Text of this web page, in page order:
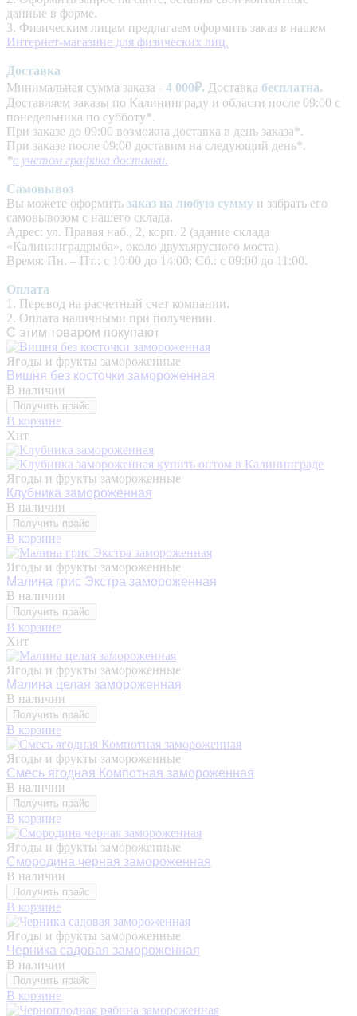
данные в форме.
3. Физическим лицам предлагаем оформить заказ в нашем
Интернет-магазине для физических лиц.
Доставка
Минимальная сумма заказа - 4 000₽. Доставка бесплатна.
Доставляем заказы по Калининграду и области после 09:00 с
понедельника по субботу*.
При заказе до 09:00 возможна доставка в день заказа*.
При заказе после 09:00 доставим на следующий день*.
*с учетом графика доставки.
Самовывоз
Вы можете оформить заказ на любую сумму и забрать его
самовывозом с нашего склада.
Адрес: ул. Правая наб., 2, корп. 2 (здание склада
«Калининградрыба», около двухъярусного моста).
Время: Пн. – Пт.: с 10:00 до 14:00; Сб.: с 09:00 до 11:00.
Оплата
1. Перевод на расчетный счет компании.
2. Оплата наличными при получении.
С этим товаром покупают
Ягоды и фрукты замороженные
Вишня без косточки замороженная
В наличии
Получить прайс
В корзине
Хит
Ягоды и фрукты замороженные
Клубника замороженная
В наличии
Получить прайс
В корзине
Ягоды и фрукты замороженные
Малина грис Экстра замороженная
В наличии
Получить прайс
В корзине
Хит
Ягоды и фрукты замороженные
Малина целая замороженная
В наличии
Получить прайс
В корзине
Ягоды и фрукты замороженные
Смесь ягодная Компотная замороженная
В наличии
Получить прайс
В корзине
Ягоды и фрукты замороженные
Смородина черная замороженная
В наличии
Получить прайс
В корзине
Ягоды и фрукты замороженные
Черника садовая замороженная
В наличии
Получить прайс
В корзине